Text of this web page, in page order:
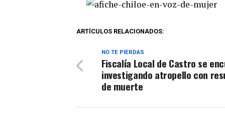
ARTÍCULOS RELACIONADOS:
NO TE PIERDAS
Fiscalía Local de Castro se
investigando atropello con
de muerte